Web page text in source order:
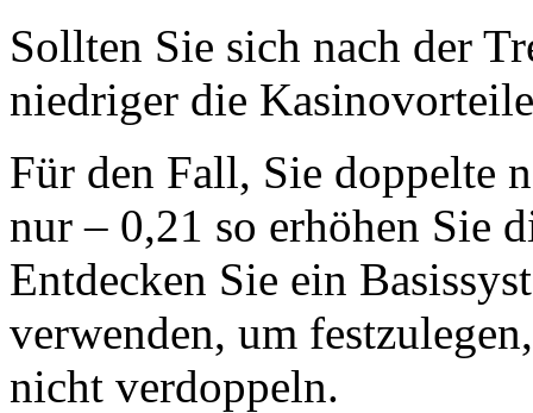
Sollten Sie sich nach der
niedriger die
Für den Fall, Sie doppelte
nur – 0,21 so erhöhen Sie
Entdecken Sie ein
verwenden, um
nicht verdoppeln.